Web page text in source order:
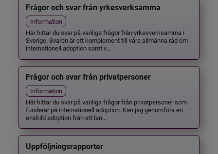
Frågor och svar från yrkesverksamma
Information
Här hittar du svar på vanliga frågor från yrkesverksamma i
Sverige. Svaren är ett komplement till våra allmänna råd om
internationell adoption samt v...
Frågor och svar från privatpersoner
Information
Här hittar du svar på vanliga frågor från privatpersoner som
funderar på internationell adoption. Kan jag genomföra en
enskild adoption från ett lan...
Uppföljningsrapporter